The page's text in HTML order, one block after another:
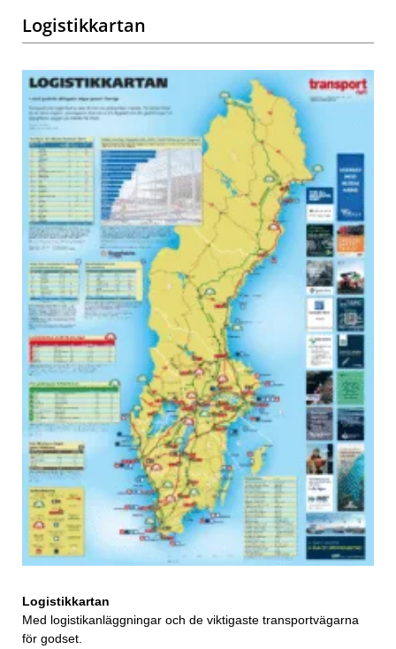
Logistikkartan
Logistikkartan
Med logistikanläggningar och de viktigaste transportvägarna
för godset.